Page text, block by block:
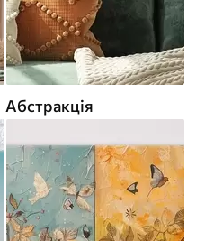
Абстракція